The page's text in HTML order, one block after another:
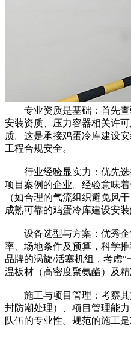
专业资质是基础：首先查
安装资质、压力容器相关许
质。这是承接鸡蛋冷库建设
工程合规安全。
行业经验显实力：优先选
项目案例的企业。经验意味
（如合理的气流组织避免风
成熟可靠的鸡蛋冷库建设安装
设备选型与方案：优秀企
率、场地条件及预算，科学
品牌的涡旋/活塞机组，考虑
温板材（高密度聚氨酯）及精
施工与项目管理：考察其
封防潮处理）、项目管理能
队伍的专业性。规范的施工